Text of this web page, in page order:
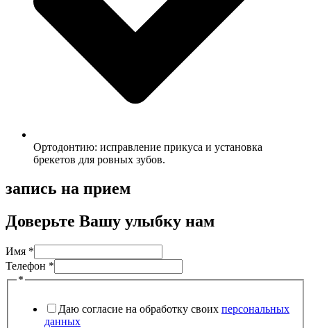
Ортодонтию: исправление прикуса и установка
брекетов для ровных зубов.
запись на прием
Доверьте Вашу улыбку нам
Имя
Телефон
Имя *
Телефон *
*
Даю согласие на обработку своих персональных
данных